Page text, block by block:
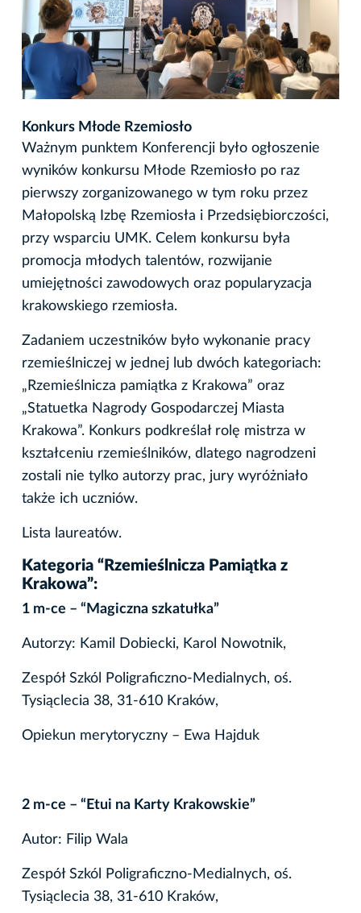
Konkurs Młode Rzemiosło
Ważnym punktem Konferencji było ogłoszenie
wyników konkursu Młode Rzemiosło po raz
pierwszy zorganizowanego w tym roku przez
Małopolską Izbę Rzemiosła i Przedsiębiorczości,
przy wsparciu UMK. Celem konkursu była
promocja młodych talentów, rozwijanie
umiejętności zawodowych oraz popularyzacja
krakowskiego rzemiosła.
Zadaniem uczestników było wykonanie pracy
rzemieślniczej w jednej lub dwóch kategoriach:
„Rzemieślnicza pamiątka z Krakowa” oraz
„Statuetka Nagrody Gospodarczej Miasta
Krakowa”. Konkurs podkreślał rolę mistrza w
kształceniu rzemieślników, dlatego nagrodzeni
zostali nie tylko autorzy prac, jury wyróżniało
także ich uczniów.
Lista laureatów.
Kategoria “Rzemieślnicza Pamiątka z
Krakowa”:
1 m-ce – “Magiczna szkatułka”
Autorzy: Kamil Dobiecki, Karol Nowotnik,
Zespół Szkól Poligraficzno-Medialnych, oś.
Tysiąclecia 38, 31-610 Kraków,
Opiekun merytoryczny – Ewa Hajduk
2 m-ce – “Etui na Karty Krakowskie”
Autor: Filip Wala
Zespół Szkól Poligraficzno-Medialnych, oś.
Tysiąclecia 38, 31-610 Kraków,